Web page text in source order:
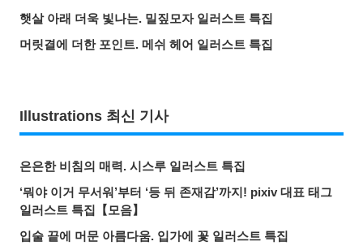
햇살 아래 더욱 빛나는. 밀짚모자 일러스트 특집
머릿결에 더한 포인트. 메쉬 헤어 일러스트 특집
Illustrations 최신 기사
은은한 비침의 매력. 시스루 일러스트 특집
‘뭐야 이거 무서워’부터 ‘등 뒤 존재감’까지! pixiv 대표 태그
일러스트 특집【모음】
입술 끝에 머문 아름다움. 입가에 꽃 일러스트 특집